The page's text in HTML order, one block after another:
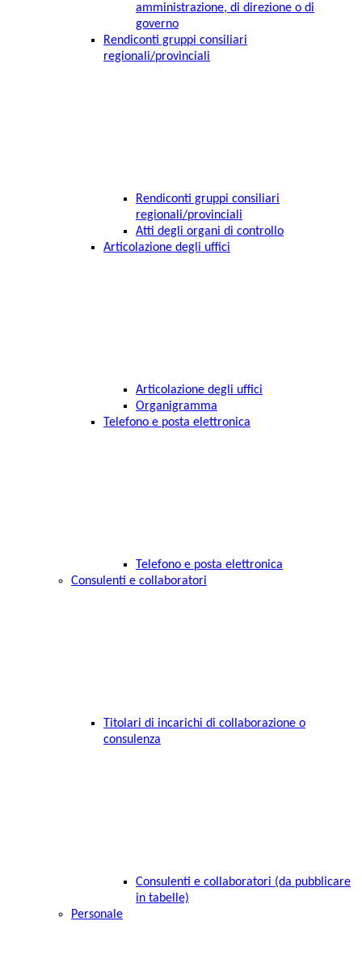
amministrazione, di direzione o di
governo
Rendiconti gruppi consiliari
regionali/provinciali
Rendiconti gruppi consiliari
regionali/provinciali
Atti degli organi di controllo
Articolazione degli uffici
Articolazione degli uffici
Organigramma
Telefono e posta elettronica
Telefono e posta elettronica
Consulenti e collaboratori
Titolari di incarichi di collaborazione o
consulenza
Consulenti e collaboratori (da pubblicare
in tabelle)
Personale